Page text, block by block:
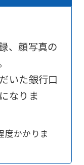
、顔写真の
いた銀行口
なりま
かかりま